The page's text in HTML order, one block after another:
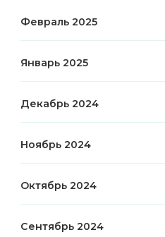
Февраль 2025
Январь 2025
Декабрь 2024
Ноябрь 2024
Октябрь 2024
Сентябрь 2024